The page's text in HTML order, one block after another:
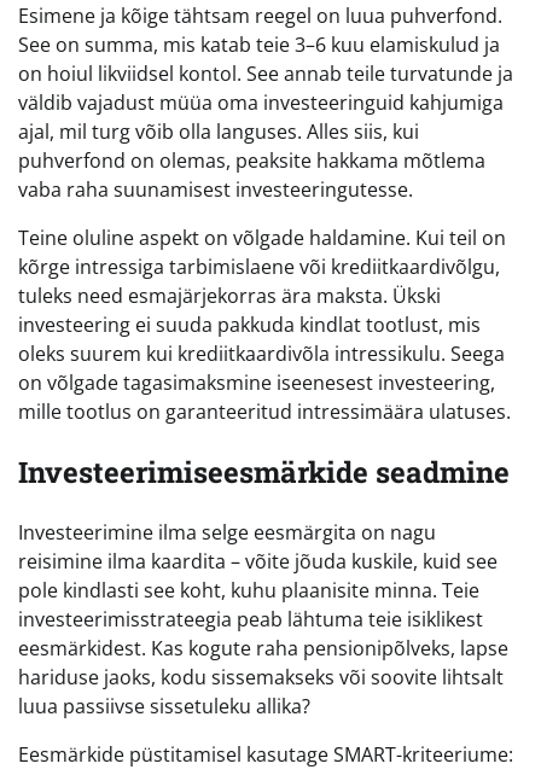
Esimene ja kõige tähtsam reegel on luua puhverfond.
See on summa, mis katab teie 3–6 kuu elamiskulud ja
on hoiul likviidsel kontol. See annab teile turvatunde ja
väldib vajadust müüa oma investeeringuid kahjumiga
ajal, mil turg võib olla languses. Alles siis, kui
puhverfond on olemas, peaksite hakkama mõtlema
vaba raha suunamisest investeeringutesse.
Teine oluline aspekt on võlgade haldamine. Kui teil on
kõrge intressiga tarbimislaene või krediitkaardivõlgu,
tuleks need esmajärjekorras ära maksta. Ükski
investeering ei suuda pakkuda kindlat tootlust, mis
oleks suurem kui krediitkaardivõla intressikulu. Seega
on võlgade tagasimaksmine iseenesest investeering,
mille tootlus on garanteeritud intressimäära ulatuses.
Investeerimiseesmärkide seadmine
Investeerimine ilma selge eesmärgita on nagu
reisimine ilma kaardita – võite jõuda kuskile, kuid see
pole kindlasti see koht, kuhu plaanisite minna. Teie
investeerimisstrateegia peab lähtuma teie isiklikest
eesmärkidest. Kas kogute raha pensionipõlveks, lapse
hariduse jaoks, kodu sissemakseks või soovite lihtsalt
luua passiivse sissetuleku allika?
Eesmärkide püstitamisel kasutage SMART-kriteeriume: